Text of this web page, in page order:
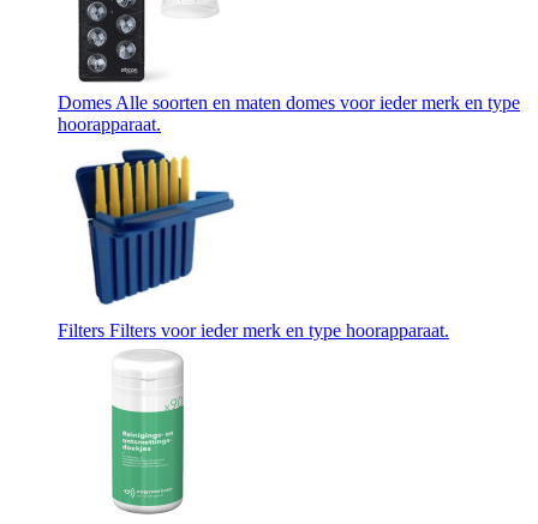
Domes Alle soorten en maten domes voor ieder merk en type
hoorapparaat.
Filters Filters voor ieder merk en type hoorapparaat.